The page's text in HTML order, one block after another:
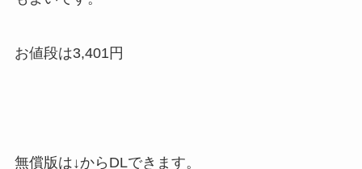
お値段は3,401円
無償版は↓からDLできます。